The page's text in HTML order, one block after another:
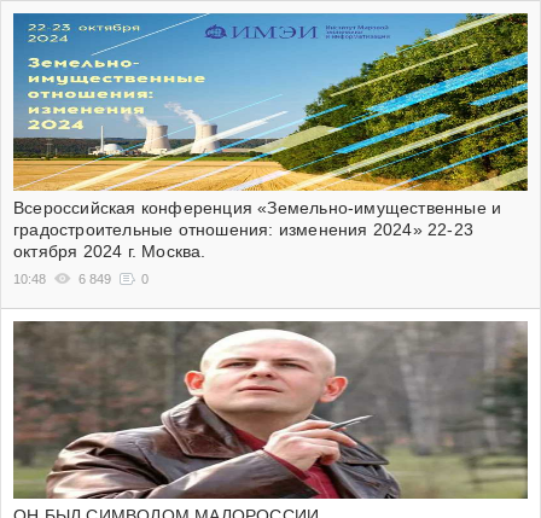
Всероссийская конференция «Земельно-имущественные и
градостроительные отношения: изменения 2024» 22-23
октября 2024 г. Москва.
10:48 6 849 0